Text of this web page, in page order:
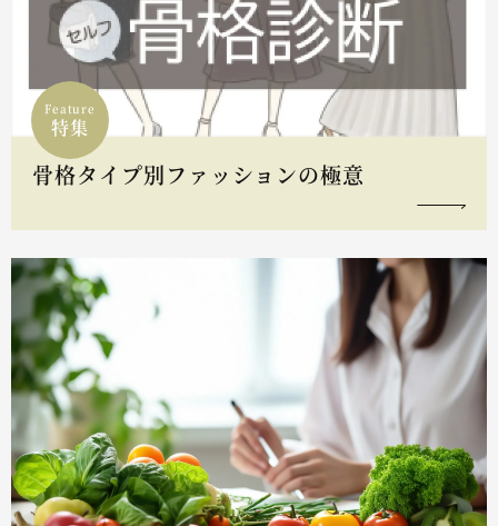
Feature
特集
骨格タイプ別ファッションの極意